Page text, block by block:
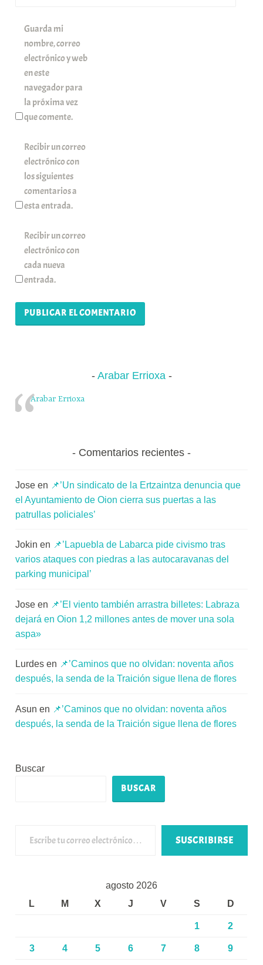
Guarda mi
nombre, correo
electrónico y web
en este
navegador para
la próxima vez
que comente.
Recibir un correo
electrónico con
los siguientes
comentarios a
esta entrada.
Recibir un correo
electrónico con
cada nueva
entrada.
Arabar Errioxa
Arabar Errioxa
Comentarios recientes
Jose en 📌’Un sindicato de la Ertzaintza denuncia que
el Ayuntamiento de Oion cierra sus puertas a las
patrullas policiales’
Jokin en 📌’Lapuebla de Labarca pide civismo tras
varios ataques con piedras a las autocaravanas del
parking municipal’
Jose en 📌’El viento también arrastra billetes: Labraza
dejará en Oion 1,2 millones antes de mover una sola
aspa»
Lurdes en 📌’Caminos que no olvidan: noventa años
después, la senda de la Traición sigue llena de flores
Asun en 📌’Caminos que no olvidan: noventa años
después, la senda de la Traición sigue llena de flores
Buscar
BUSCAR
SUSCRIBIRSE
agosto 2026
L
M X J V S D
1 2
3 4 5 6 7 8 9